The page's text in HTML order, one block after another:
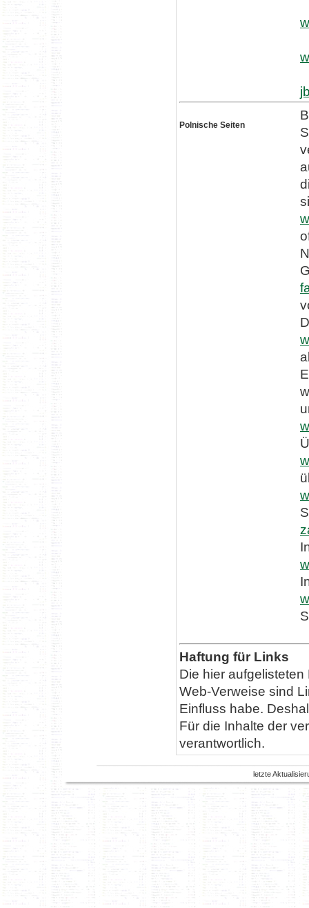
Polnische Seiten
Haftung für Links
Die hier
Web-Verweise sind
Einfluss habe.
Für die Inhalte der
verantwortlich.
letzte